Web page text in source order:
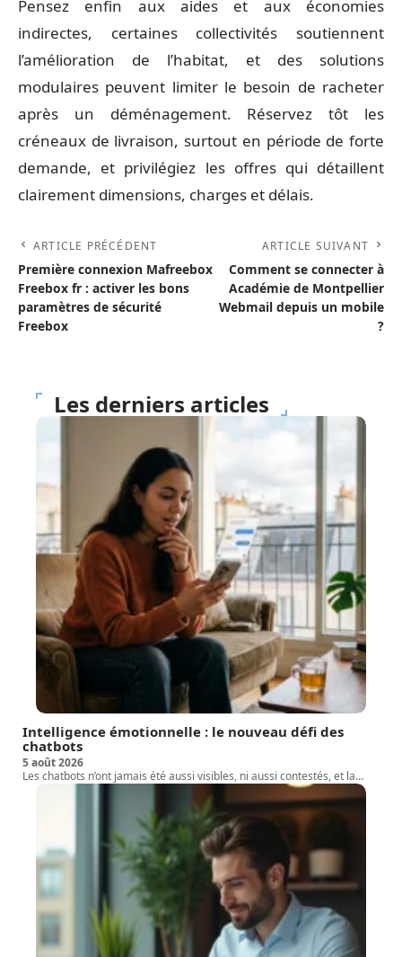
Pensez enfin aux aides et aux économies
indirectes, certaines collectivités soutiennent
l’amélioration de l’habitat, et des solutions
modulaires peuvent limiter le besoin de racheter
après un déménagement. Réservez tôt les
créneaux de livraison, surtout en période de forte
demande, et privilégiez les offres qui détaillent
clairement dimensions, charges et délais.
ARTICLE PRÉCÉDENT
Première connexion Mafreebox
Freebox fr : activer les bons
paramètres de sécurité
Freebox
ARTICLE SUIVANT
Comment se connecter à
Académie de Montpellier
Webmail depuis un mobile
?
Les derniers articles
Intelligence émotionnelle : le nouveau défi des
chatbots
5 août 2026
Les chatbots n’ont jamais été aussi visibles, ni aussi contestés, et la…